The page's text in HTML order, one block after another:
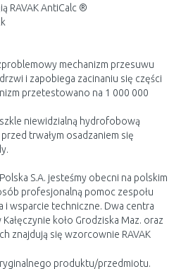
RAVAK AntiCalc ®
mechanizm przesuwu
i zapobiega zacinaniu się części
przetestowano na 1 000 000
niewidzialną hydrofobową
trwałym osadzaniem się
S.A. jesteśmy obecni na polskim
profesjonalną pomoc zespołu
i wsparcie techniczne. Dwa centra
koło Grodziska Maz. oraz
znajdują się wzorcownie RAVAK
produktu/przedmiotu.